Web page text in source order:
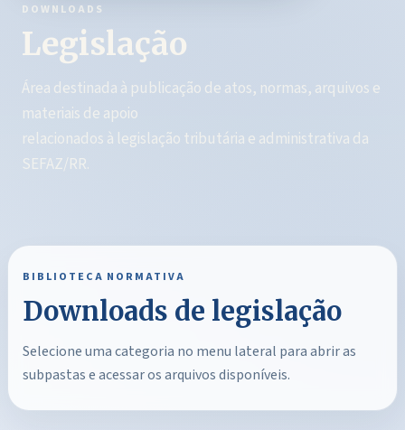
DOWNLOADS
Legislação
Área destinada à publicação de atos, normas, arquivos e
materiais de apoio
relacionados à legislação tributária e administrativa da
SEFAZ/RR.
BIBLIOTECA NORMATIVA
Downloads de legislação
Selecione uma categoria no menu lateral para abrir as
subpastas e acessar os arquivos disponíveis.